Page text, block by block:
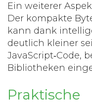
Ein weiterer
Der kompakte
kann dank
deutlich kleiner
JavaScript‑Code,
Bibliotheken
Praktische